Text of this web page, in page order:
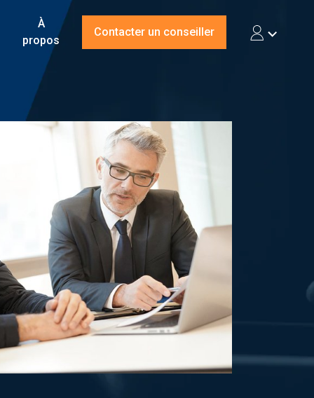
À
propos
Contacter un conseiller